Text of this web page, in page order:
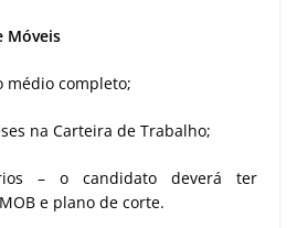
Móveis
médio completo;
na Carteira de Trabalho;
– o candidato deverá ter
e plano de corte.